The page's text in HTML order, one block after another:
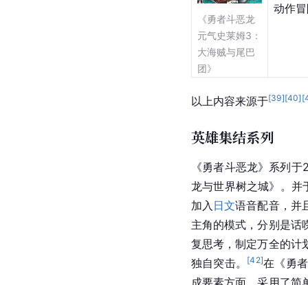
《勇者斗恶龙
元气史莱姆3：
大海贼与尾巴
团》
动作
以上内容来源于[39][40] [
英雄集结系列
《勇者斗恶龙》系列
龙与世界树之城》。并
加入 日文语音配音，并
主角的模式，分别是话
复思考，制定万全的计
独自突击。
[42]在《 勇
成要素方面，采用了简